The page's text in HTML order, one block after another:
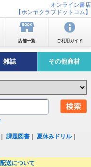
オンライン書店
【ホンヤクラブドットコム】
店舗一覧 ご利用ガイド
雑誌 その他商材
｜課題図書 ｜夏休みドリル｜
送について